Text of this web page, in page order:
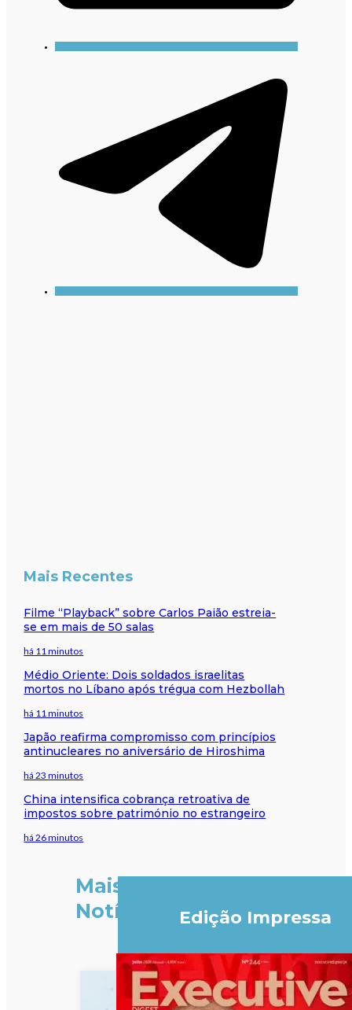
Mais Recentes
Filme “Playback” sobre Carlos Paião estreia-
se em mais de 50 salas
há 11 minutos
Médio Oriente: Dois soldados israelitas
mortos no Líbano após trégua com Hezbollah
há 11 minutos
Japão reafirma compromisso com princípios
antinucleares no aniversário de Hiroshima
há 23 minutos
China intensifica cobrança retroativa de
impostos sobre património no estrangeiro
há 26 minutos
Mais
Notícias
Edição Impressa